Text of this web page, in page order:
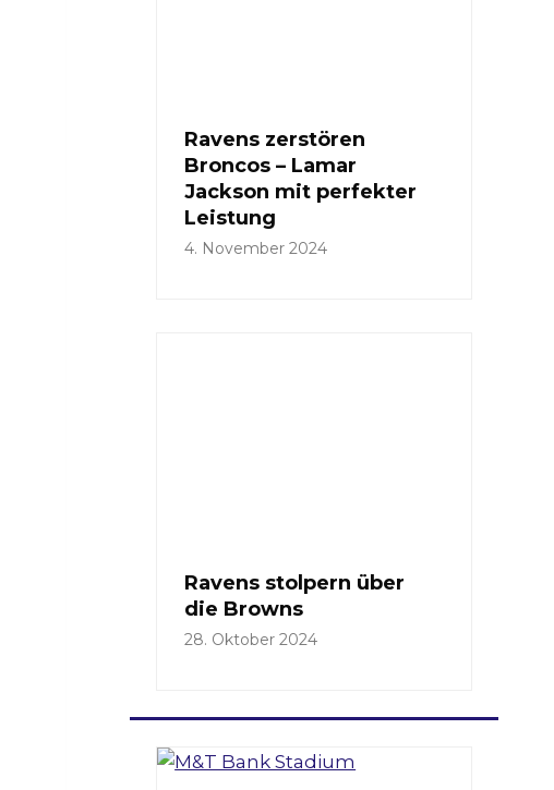
Ravens zerstören
Broncos – Lamar
Jackson mit perfekter
Leistung
4. November 2024
Ravens stolpern über
die Browns
28. Oktober 2024